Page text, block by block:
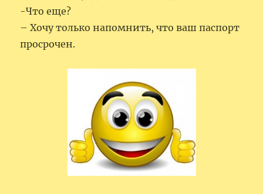
-Что еще?
– Хочу только напомнить, что ваш паспорт
просрочен.